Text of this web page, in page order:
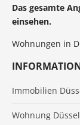
Immobilien
Wohnung
Das gesamte
einsehen.
Wohnungen in